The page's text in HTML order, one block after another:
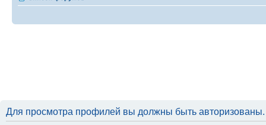
Для просмотра профилей вы должны быть авторизованы.